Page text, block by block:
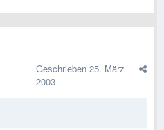
Geschrieben 25. März
2003